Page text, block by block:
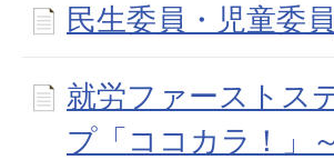
民生委員・児童委員
就労ファーストス
プ「ココカラ！」